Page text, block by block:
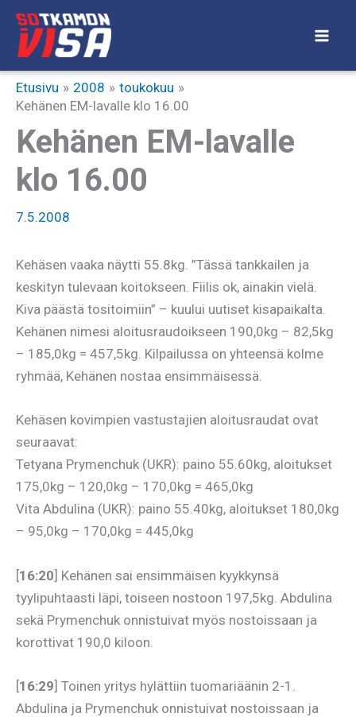
Siirry
sisältöön
Etusivu 2008
toukokuu
Kehänen EM-lavalle klo 16.00
Kehänen EM-lavalle
klo 16.00
7.5.2008
Kehäsen vaaka näytti 55.8kg. ”Tässä tankkailen ja
keskityn tulevaan koitokseen. Fiilis ok, ainakin vielä.
Kiva päästä tositoimiin” – kuului uutiset kisapaikalta.
Kehänen nimesi aloitusraudoikseen 190,0kg – 82,5kg
– 185,0kg = 457,5kg. Kilpailussa on yhteensä kolme
ryhmää, Kehänen nostaa ensimmäisessä.
Kehäsen kovimpien vastustajien aloitusraudat ovat
seuraavat:
Tetyana Prymenchuk (UKR): paino 55.60kg, aloitukset
175,0kg – 120,0kg – 170,0kg = 465,0kg
Vita Abdulina (UKR): paino 55.40kg, aloitukset 180,0kg
– 95,0kg – 170,0kg = 445,0kg
[16:20] Kehänen sai ensimmäisen kyykkynsä
tyylipuhtaasti läpi, toiseen nostoon 197,5kg. Abdulina
sekä Prymenchuk onnistuivat myös nostoissaan ja
korottivat 190,0 kiloon.
[16:29] Toinen yritys hylättiin tuomariäänin 2-1.
Abdulina ja Prymenchuk onnistuivat nostoissaan ja